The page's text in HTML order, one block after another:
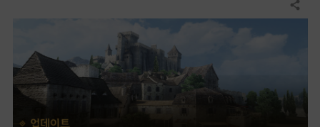
공유하기